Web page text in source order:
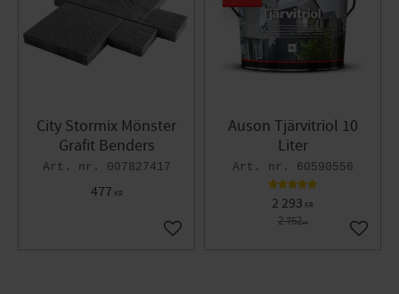
City Stormix Mönster
Grafit Benders
007827417
477 KR
Lägg till i favoriter
Auson Tjärvitriol 10
Liter
60590556
2 293 KR
2 752KR
Lägg